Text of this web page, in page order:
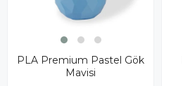
PLA Premium Pastel Gök
Mavisi